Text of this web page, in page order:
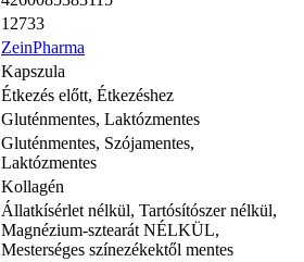
12733
ZeinPharma
Kapszula
Étkezés előtt, Étkezéshez
Gluténmentes, Laktózmentes
Gluténmentes, Szójamentes,
Laktózmentes
Kollagén
Állatkísérlet nélkül, Tartósítószer nélkül,
Magnézium-sztearát NÉLKÜL,
Mesterséges színezékektől mentes